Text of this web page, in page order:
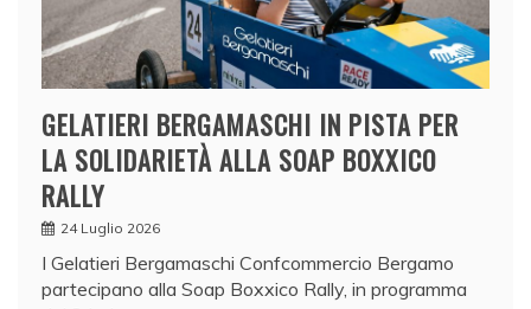
GELATIERI BERGAMASCHI IN PISTA PER
LA SOLIDARIETÀ ALLA SOAP BOXXICO
RALLY
24 Luglio 2026
I Gelatieri Bergamaschi Confcommercio Bergamo
partecipano alla Soap Boxxico Rally, in programma